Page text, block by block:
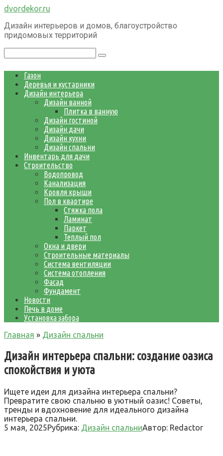
Перейти
контенту
dvordekor.ru
Дизайн интерьеров и домов, благоустройство
придомовых территорий
Газон
Деревья и кустарники
Дизайн интерьера
Дизайн ванной
Плитка в ванную
Дизайн гостиной
Дизайн дачи
Дизайн кухни
Дизайн спальни
Инвентарь для дачи
Строительство
Водопровод
Канализация
Кровля крыши
Пол в квартире
Стяжка пола
Ламинат
Паркет
Теплый пол
Окна и двери
Строительные материалы
Система вентиляции
Система отопления
Фасад
Фундамент
Новости
Печь в доме
Установка забора
Главная » Дизайн спальни
Дизайн интерьера спальни: создание оазиса
спокойствия и уюта
Ищете идеи для дизайна интерьера спальни?
Превратите свою спальню в уютный оазис! Советы,
тренды и вдохновение для идеального дизайна
интерьера спальни.
5 мая, 2025Рубрика: Дизайн спальниАвтор: Redactor